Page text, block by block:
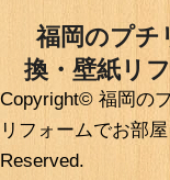
福岡のプチ
換・壁紙リ
低予算で室内を快適
Copyright© 福岡の
リフォームでお部
Reserved.